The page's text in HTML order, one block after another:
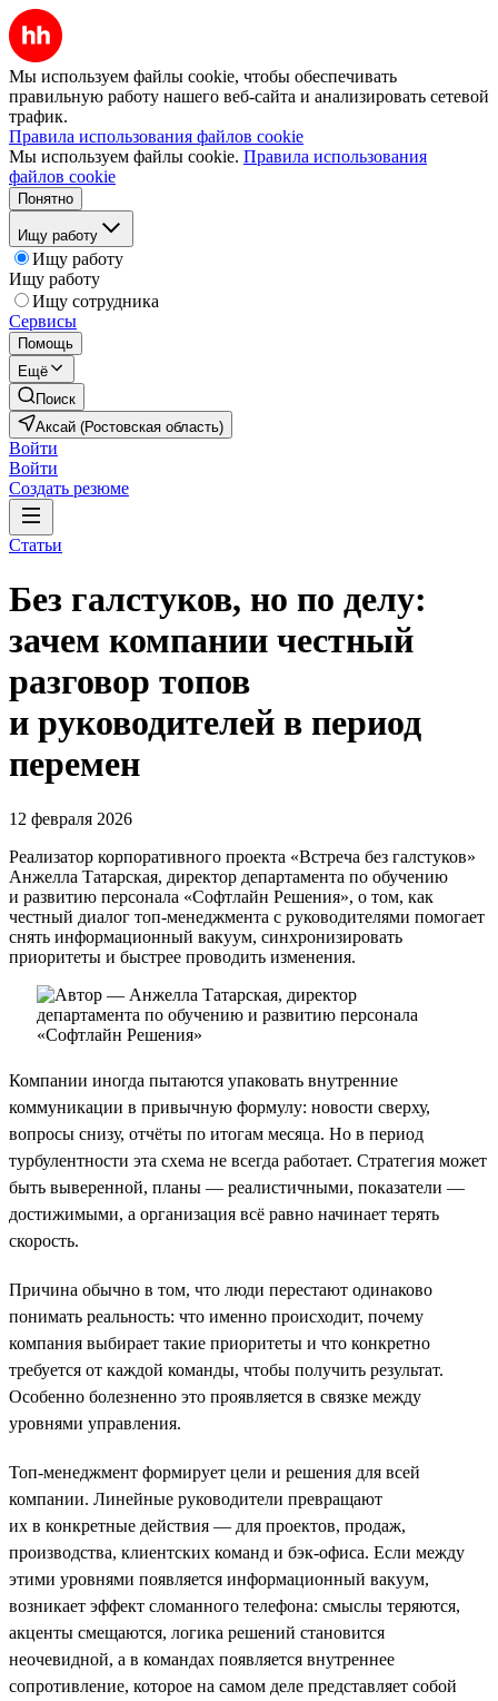
Мы используем файлы cookie, чтобы обеспечивать
правильную работу нашего веб-сайта и анализировать сетевой
трафик.
Правила использования файлов cookie
Мы используем файлы cookie. Правила использования
файлов cookie
Понятно
Ищу работу
Ищу работу
Ищу работу
Ищу сотрудника
Сервисы
Помощь
Ещё
Поиск
Аксай (Ростовская область)
Войти
Войти
Создать резюме
Статьи
Без галстуков, но по делу:
зачем компании честный
разговор топов
и руководителей в период
перемен
12 февраля 2026
Реализатор корпоративного проекта «Встреча без галстуков»
Анжелла Татарская, директор департамента по обучению
и развитию персонала «Софтлайн Решения», о том, как
честный диалог топ-менеджмента с руководителями помогает
снять информационный вакуум, синхронизировать
приоритеты и быстрее проводить изменения.
Компании иногда пытаются упаковать внутренние
коммуникации в привычную формулу: новости сверху,
вопросы снизу, отчёты по итогам месяца. Но в период
турбулентности эта схема не всегда работает. Стратегия может
быть выверенной, планы — реалистичными, показатели —
достижимыми, а организация всё равно начинает терять
скорость.
Причина обычно в том, что люди перестают одинаково
понимать реальность: что именно происходит, почему
компания выбирает такие приоритеты и что конкретно
требуется от каждой команды, чтобы получить результат.
Особенно болезненно это проявляется в связке между
уровнями управления.
Топ-менеджмент формирует цели и решения для всей
компании. Линейные руководители превращают
их в конкретные действия — для проектов, продаж,
производства, клиентских команд и бэк-офиса. Если между
этими уровнями появляется информационный вакуум,
возникает эффект сломанного телефона: смыслы теряются,
акценты смещаются, логика решений становится
неочевидной, а в командах появляется внутреннее
сопротивление, которое на самом деле представляет собой